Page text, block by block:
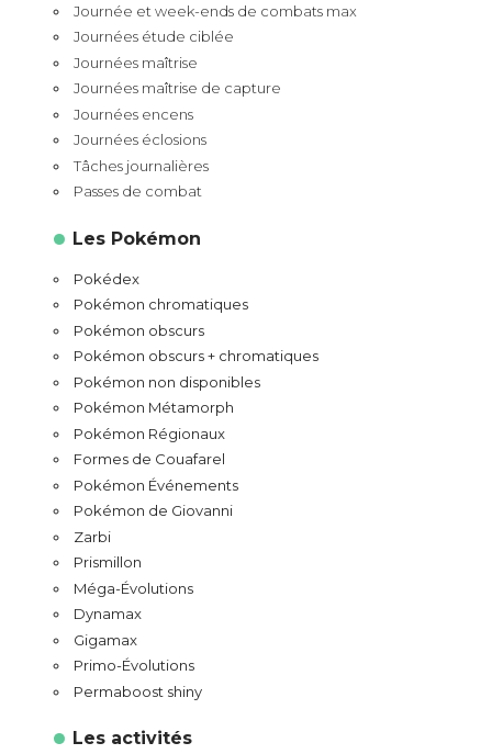
Journée et week-ends de combats max
Journées étude ciblée
Journées maîtrise
Journées maîtrise de capture
Journées encens
Journées éclosions
Tâches journalières
Passes de combat
Les Pokémon
Pokédex
Pokémon chromatiques
Pokémon obscurs
Pokémon obscurs + chromatiques
Pokémon non disponibles
Pokémon Métamorph
Pokémon Régionaux
Formes de Couafarel
Pokémon Événements
Pokémon de Giovanni
Zarbi
Prismillon
Méga-Évolutions
Dynamax
Gigamax
Primo-Évolutions
Permaboost shiny
Les activités